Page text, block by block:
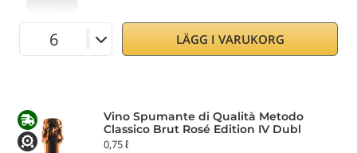
LÄGG I VARUKORG
Vino Spumante di Qualità Metodo
Classico Brut Rosé Edition IV Dubl
0,75 ℓ